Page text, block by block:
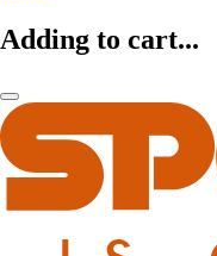
Adding to cart...